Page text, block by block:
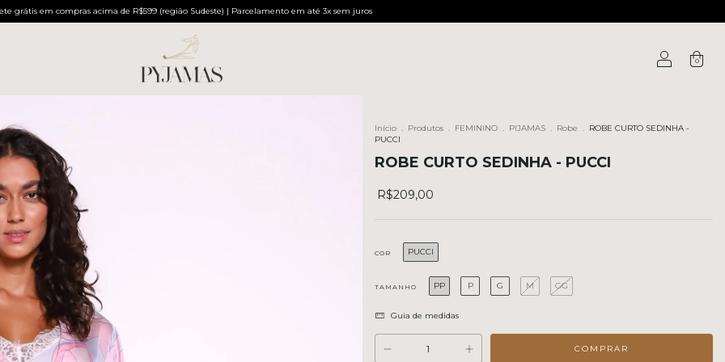
grátis em compras acima de R$599 (região Sudeste) | Parcelamento em até 3x sem juros
0
Início . Produtos . FEMININO . PIJAMAS . Robe . ROBE CURTO SEDINHA -
PUCCI
ROBE CURTO SEDINHA - PUCCI
R$209,00
COR PUCCI
TAMANHO PP P G M GG
Guia de medidas